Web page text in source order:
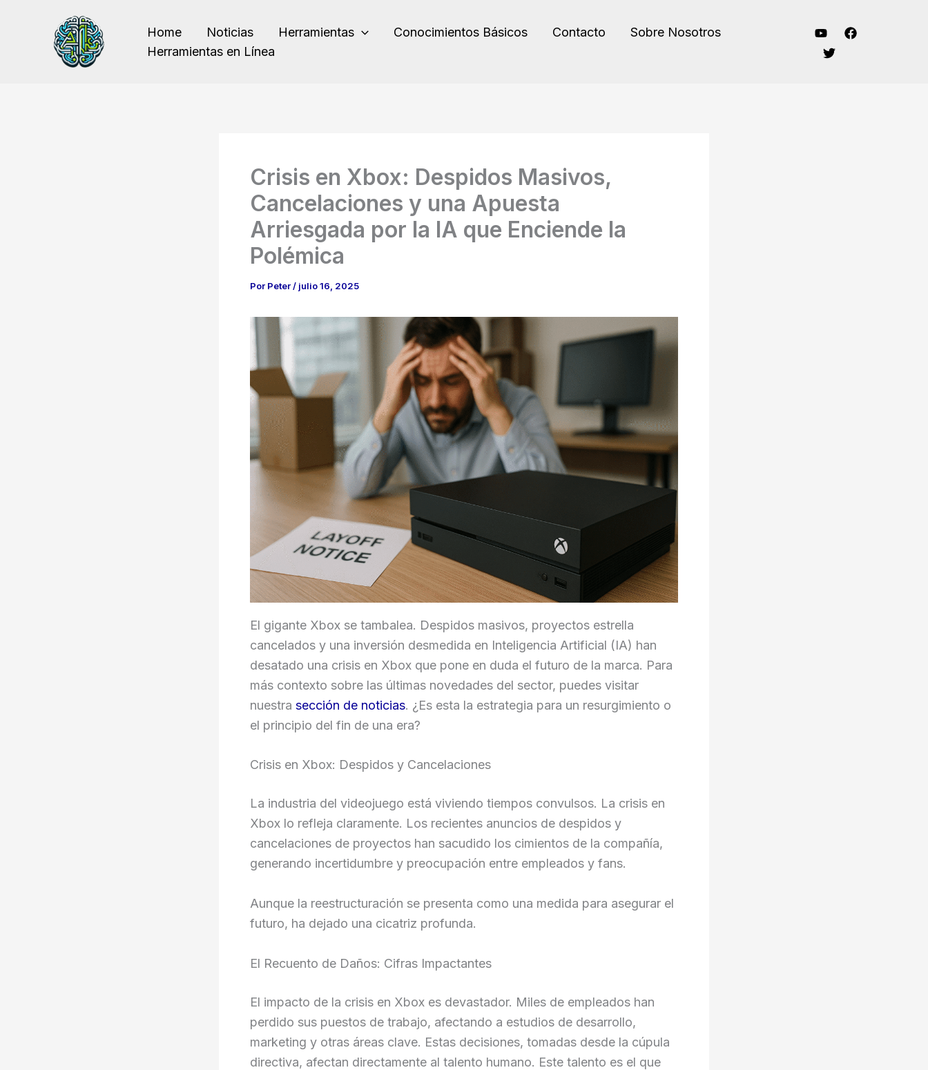
contenido
Home Noticias Herramientas Conocimientos Básicos Contacto
Sobre Nosotros
Herramientas en Línea
Crisis en Xbox: Despidos Masivos,
Cancelaciones y una Apuesta
Arriesgada por la IA que Enciende la
Polémica
Por Peter/ julio 16, 2025
El gigante Xbox se tambalea. Despidos masivos, proyectos estrella
cancelados y una inversión desmedida en Inteligencia Artificial (IA) han
desatado una crisis en Xbox que pone en duda el futuro de la marca. Para
más contexto sobre las últimas novedades del sector, puedes visitar
nuestra sección de noticias. ¿Es esta la estrategia para un resurgimiento o
el principio del fin de una era?
Crisis en Xbox: Despidos y Cancelaciones
La industria del videojuego está viviendo tiempos convulsos. La crisis en
Xbox lo refleja claramente. Los recientes anuncios de despidos y
cancelaciones de proyectos han sacudido los cimientos de la compañía,
generando incertidumbre y preocupación entre empleados y fans.
Aunque la reestructuración se presenta como una medida para asegurar el
futuro, ha dejado una cicatriz profunda.
El Recuento de Daños: Cifras Impactantes
El impacto de la crisis en Xbox es devastador. Miles de empleados han
perdido sus puestos de trabajo, afectando a estudios de desarrollo,
marketing y otras áreas clave. Estas decisiones, tomadas desde la cúpula
directiva, afectan directamente al talento humano. Este talento es el que